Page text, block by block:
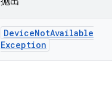
DeviceNotAvailable
Exception